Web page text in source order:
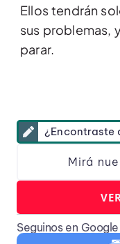
Ellos tendrán
sus problemas,
parar.
¿Encontraste
Mirá
Seguinos en